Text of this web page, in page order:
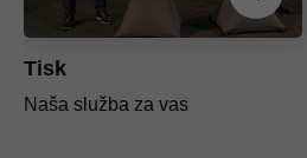
Tisk
Naša služba za vas